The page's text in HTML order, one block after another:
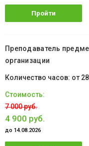
Пройти
Преподаватель
организации
от
7 000 руб.
4 900 руб.
до 14.08.2026